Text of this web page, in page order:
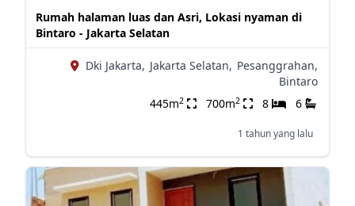
Rumah halaman luas dan Asri, Lokasi nyaman di
Bintaro - Jakarta Selatan
Dki Jakarta, Jakarta Selatan, Pesanggrahan,
Bintaro
445m2 700m2 8 6
1 tahun yang lalu